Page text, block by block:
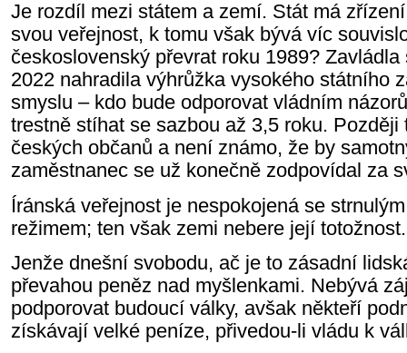
Je rozdíl mezi státem a zemí. Stát má
svou veřejnost, k tomu však bývá víc
československý převrat roku 1989?
2022 nahradila výhrůžka vysokého státního
smyslu – kdo bude odporovat vládním
trestně stíhat se sazbou až 3,5 roku. Později
českých občanů a není známo, že by
zaměstnanec se už konečně zodpovídal za
Íránská veřejnost je nespokojená se strnul ým
režimem; ten však zemi nebere její totožnost.
Jenže dnešní svobodu, ač je to zásadní
převahou peněz nad myšlenkami. Nebývá
podporovat budoucí války, avšak někteří
získávají velké peníze, přivedou-li vládu k